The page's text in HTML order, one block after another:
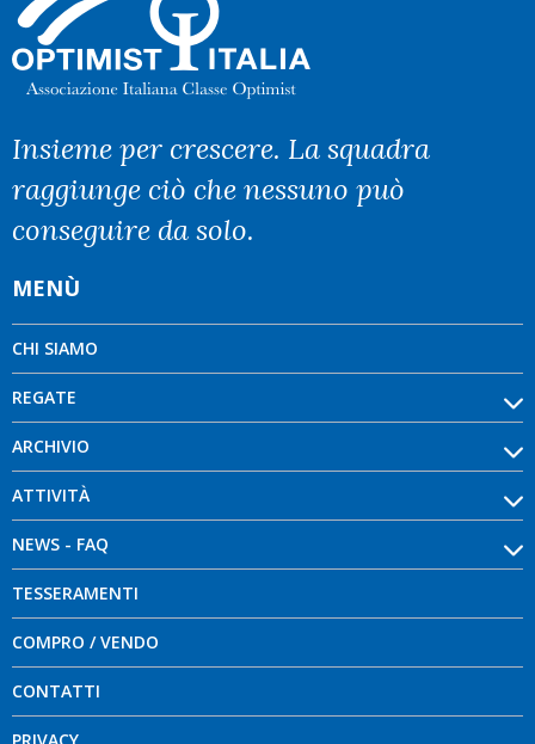
Insieme per crescere. La squadra
raggiunge ciò che nessuno può
conseguire da solo.
MENÙ
CHI SIAMO
REGATE
ARCHIVIO
ATTIVITÀ
NEWS - FAQ
TESSERAMENTI
COMPRO / VENDO
CONTATTI